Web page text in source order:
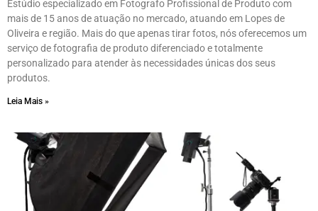
Estúdio especializado em Fotografo Profissional de Produto com
mais de 15 anos de atuação no mercado, atuando em Lopes de
Oliveira e região. Mais do que apenas tirar fotos, nós oferecemos um
serviço de fotografia de produto diferenciado e totalmente
personalizado para atender às necessidades únicas dos seus
produtos.
Leia Mais »